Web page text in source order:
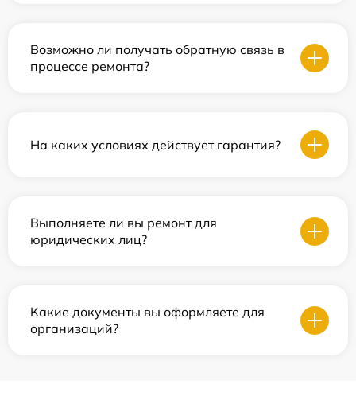
Возможно ли получать обратную связь в
процессе ремонта?
На каких условиях действует гарантия?
Выполняете ли вы ремонт для
юридических лиц?
Какие документы вы оформляете для
организаций?